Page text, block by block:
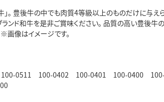
。 豊後牛の中でも肉質4等級以上のものだけに与え
ンド和牛を是非ご賞味ください。 品質の高い豊後牛
画像はイメージです。
0511 100-0402 100-0401 100-0400